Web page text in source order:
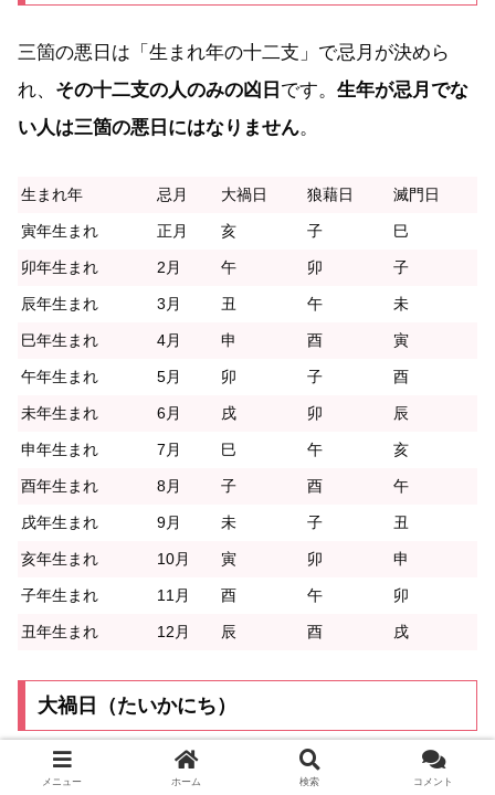
三箇の悪日は「生まれ年の十二支」で忌月が決めら
れ、 その十二支の人のみの凶日 です。 生年が忌月でな
い人は三箇の悪日にはなりません。
生まれ年 忌月 大禍日 狼藉日 滅門日
寅年生まれ 正月 亥 子 巳
卯年生まれ 2月 午 卯 子
辰年生まれ 3月 丑 午 未
巳年生まれ 4月 申 酉 寅
午年生まれ 5月 卯 子 酉
未年生まれ 6月 戌 卯 辰
申年生まれ 7月 巳 午 亥
酉年生まれ 8月 子 酉 午
戌年生まれ 9月 未 子 丑
亥年生まれ 10月 寅 卯 申
子年生まれ 11月 酉 午 卯
丑年生まれ 12月 辰 酉 戌
大禍日（たいかにち）
三箇の悪日の中でも最も悪い日。口舌は慎み、家の修
メニュー ホーム 検索 コメント